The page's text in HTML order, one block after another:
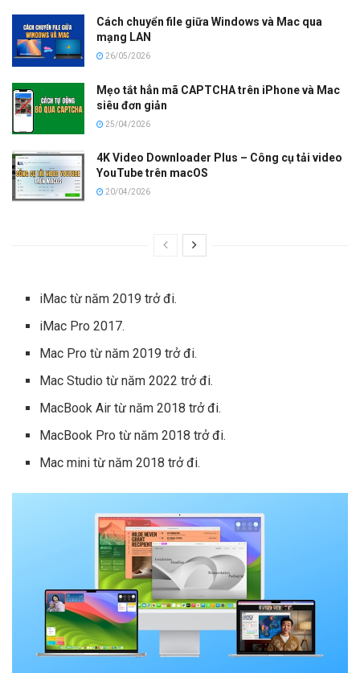
Cách chuyển file giữa Windows và Mac qua
mạng LAN
26/05/2026
Mẹo tắt hẳn mã CAPTCHA trên iPhone và Mac
siêu đơn giản
25/04/2026
4K Video Downloader Plus – Công cụ tải video
YouTube trên macOS
20/04/2026
iMac từ năm 2019 trở đi.
iMac Pro 2017.
Mac Pro từ năm 2019 trở đi.
Mac Studio từ năm 2022 trở đi.
MacBook Air từ năm 2018 trở đi.
MacBook Pro từ năm 2018 trở đi.
Mac mini từ năm 2018 trở đi.